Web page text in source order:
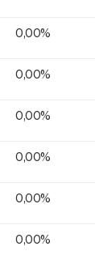
0,00%
0,00%
0,00%
0,00%
0,00%
0,00%